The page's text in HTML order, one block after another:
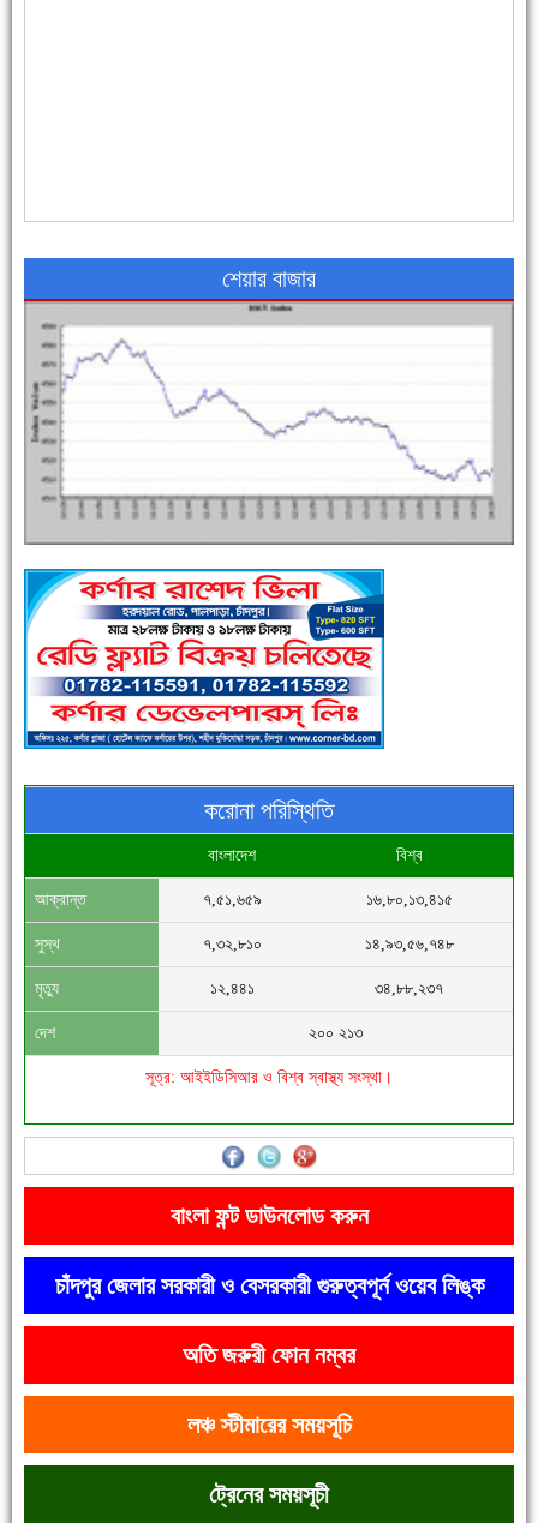
এক সপ্তাহে শনাক্ত বেড়েছে ৫৫%, মৃত্যু ৪৬%
পুলিশ সদস্যদের জন্যে এসপির মৌসুমি ফল উপহার
সিগমা ওয়েল ইন্ডাস্ট্রির মেকানিক ও গ্রাহক সভা
'বাংলা সাহিত্যানুরাগীরা তাঁর অবদানকে চিরকাল স্মরণ করবে'
দেশে রাস্তাঘাটসহ অনেক কিছুই হয়েছে, বাড়েনি কর্মসংস্থান
শেয়ার বাজার
করোনা পরিস্থিতি
বাংলাদেশ বিশ্ব
আক্রান্ত ৭,৫১,৬৫৯ ১৬,৮০,১৩,৪১৫
সুস্থ ৭,৩২,৮১০ ১৪,৯৩,৫৬,৭৪৮
মৃত্যু ১২,৪৪১ ৩৪,৮৮,২৩৭
দেশ ২০০ ২১৩
সূত্র: আইইডিসিআর ও বিশ্ব স্বাস্থ্য সংস্থা।
বাংলা ফন্ট ডাউনলোড করুন
চাঁদপুর জেলার সরকারী ও বেসরকারী গুরুত্বপূর্ন ওয়েব লিঙ্ক
অতি জরুরী ফোন নম্বর
লঞ্চ স্টীমারের সময়সূচি
ট্রেনের সময়সূচী